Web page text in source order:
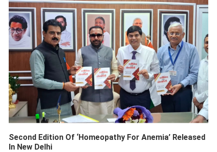
Second Edition Of ‘Homeopathy For Anemia’ Released
In New Delhi